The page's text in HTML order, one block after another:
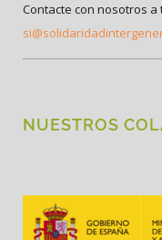
Contacte con nosotros
NUESTROS